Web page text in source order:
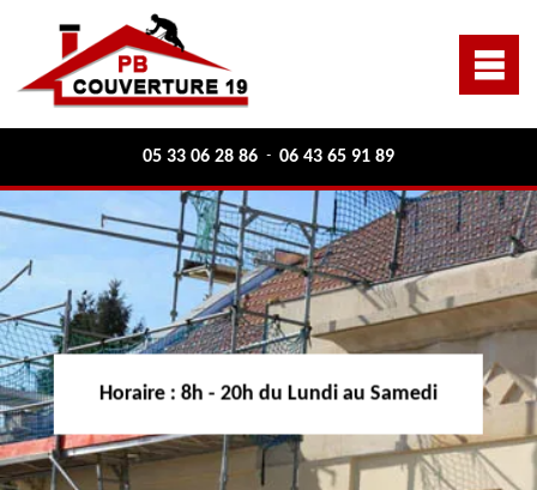
05 33 06 28 86 - 06 43 65 91 89
Horaire : 8h - 20h du Lundi au Samedi